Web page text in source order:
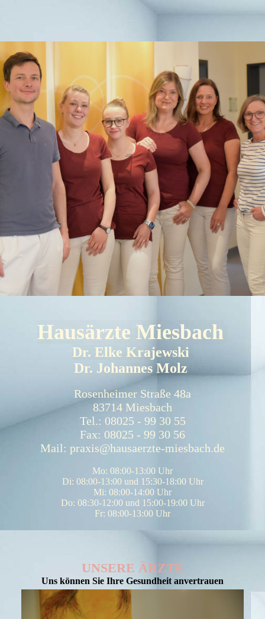
Hausärzte Miesbach
Dr. Elke Krajewski
Dr. Johannes Molz
Rosenheimer Straße 48a
83714 Miesbach
Tel.: 08025 - 99 30 55
Fax: 08025 - 99 30 56
Mail: praxis@hausaerzte-miesbach.de
Mo: 08:00-13:00 Uhr
Di: 08:00-13:00 und 15:30-18:00 Uhr
Mi: 08:00-14:00 Uhr
Do: 08:30-12:00 und 15:00-19:00 Uhr
Fr: 08:00-13:00 Uhr
UNSERE ÄRZTE
Uns können Sie Ihre Gesundheit anvertrauen